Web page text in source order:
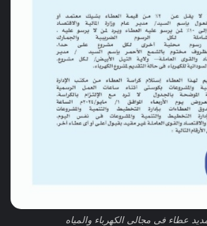
عطاء فى مجالى الكهرباء والمياه